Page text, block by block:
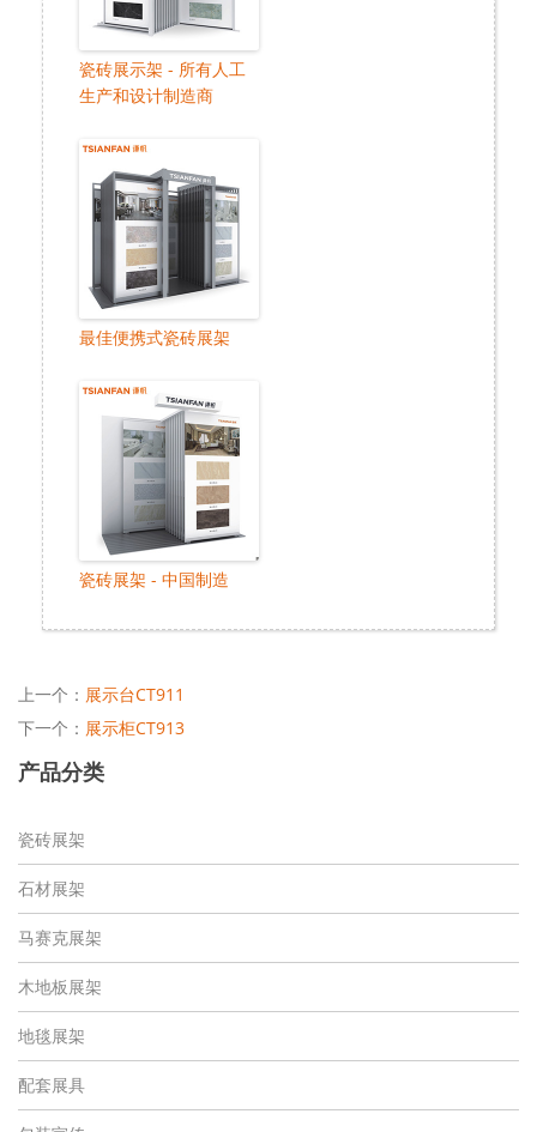
瓷砖展示架 - 所有人工
生产和设计制造商
最佳便携式瓷砖展架
瓷砖展架 - 中国制造
上一个： 展示台CT911
下一个： 展示柜CT913
产品分类
瓷砖展架
石材展架
马赛克展架
木地板展架
地毯展架
配套展具